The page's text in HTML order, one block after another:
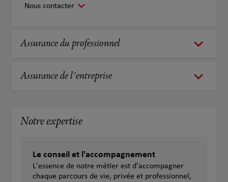
Nous contacter
Assurance du professionnel
Assurance de l'entreprise
Notre expertise
Le conseil et l'accompagnement
L'essence de notre métier est d'accompagner
chaque parcours de vie, privée et professionnel,